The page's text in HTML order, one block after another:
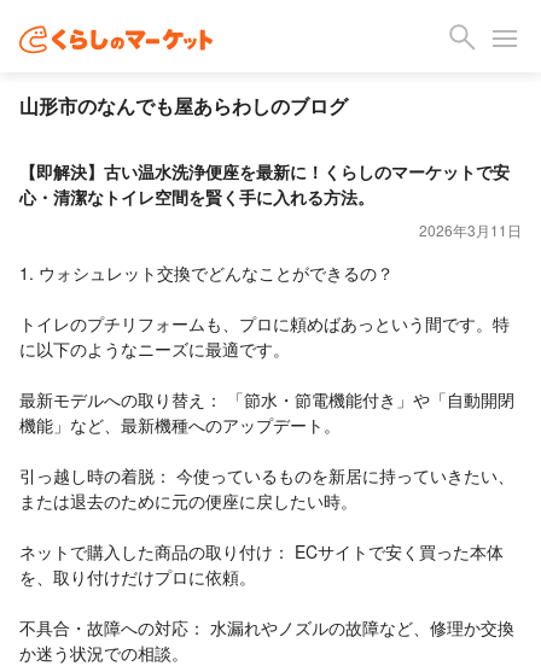
山形市のなんでも屋あらわしのブログ
【即解決】古い温水洗浄便座を最新に！くらしのマーケットで安
心・清潔なトイレ空間を賢く手に入れる方法。
2026年3月11日
1. ウォシュレット交換でどんなことができるの？
トイレのプチリフォームも、プロに頼めばあっという間です。特
に以下のようなニーズに最適です。
最新モデルへの取り替え： 「節水・節電機能付き」や「自動開閉
機能」など、最新機種へのアップデート。
引っ越し時の着脱： 今使っているものを新居に持っていきたい、
または退去のために元の便座に戻したい時。
ネットで購入した商品の取り付け： ECサイトで安く買った本体
を、取り付けだけプロに依頼。
不具合・故障への対応： 水漏れやノズルの故障など、修理か交換
か迷う状況での相談。